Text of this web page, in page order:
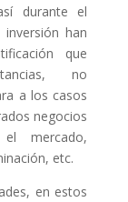
durante el
han
que
no
a los casos
negocios
mercado,
etc.
en estos